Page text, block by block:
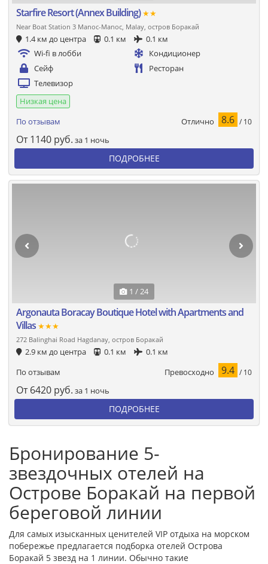
Starfire Resort (Annex Building)★★
Near Boat Station 3 Manoc-Manoc, Malay, остров Боракай
1.4 км до центра 0.1 км
0.1 км
Wi-fi в лобби
Кондиционер
Сейф
Ресторан
Телевизор
Низкая цена
По отзывам
Отлично 8.6 / 10
От 1140 руб. за 1 ночь
ПОДРОБНЕЕ
1 / 24
Argonauta Boracay Boutique Hotel with Apartments and
Villas ★★★
272 Balinghai Road Hagdanay, остров Боракай
2.9 км до центра 0.1 км
0.1 км
По отзывам
Превосходно 9.4 / 10
От 6420 руб. за 1 ночь
ПОДРОБНЕЕ
Бронирование 5-
звездочных отелей на
Острове Боракай на первой
береговой линии
Для самых изысканных ценителей VIP отдыха на морском
побережье предлагается подборка отелей Острова
Боракай 5 звезд на 1 линии. Обычно такие